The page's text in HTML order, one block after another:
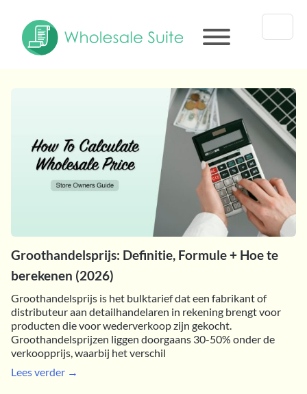
Groothandelsprijs: Definitie, Formule + Hoe te
berekenen (2026)
Groothandelsprijs is het bulktarief dat een fabrikant of
distributeur aan detailhandelaren in rekening brengt voor
producten die voor wederverkoop zijn gekocht.
Groothandelsprijzen liggen doorgaans 30-50% onder de
verkoopprijs, waarbij het verschil
Lees verder →